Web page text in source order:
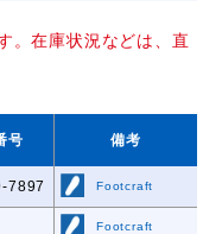
。在庫状況などは、直
号 備考
7897 Footcraft
Footcraft